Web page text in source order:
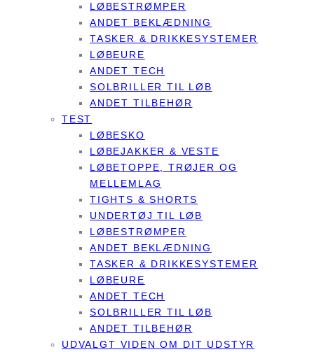
LØBESTRØMPER
ANDET BEKLÆDNING
TASKER & DRIKKESYSTEMER
LØBEURE
ANDET TECH
SOLBRILLER TIL LØB
ANDET TILBEHØR
TEST
LØBESKO
LØBEJAKKER & VESTE
LØBETOPPE, TRØJER OG
MELLEMLAG
TIGHTS & SHORTS
UNDERTØJ TIL LØB
LØBESTRØMPER
ANDET BEKLÆDNING
TASKER & DRIKKESYSTEMER
LØBEURE
ANDET TECH
SOLBRILLER TIL LØB
ANDET TILBEHØR
UDVALGT VIDEN OM DIT UDSTYR